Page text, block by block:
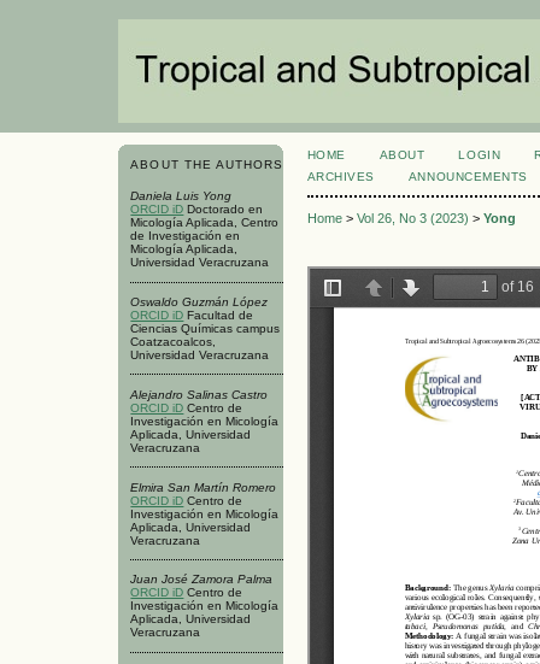
ABOUT THE AUTHORS
Daniela Luis Yong
ORCID iD Doctorado en
Micología Aplicada, Centro
de Investigación en
Micología Aplicada,
Universidad Veracruzana
Oswaldo Guzmán López
ORCID iD Facultad de
Ciencias Químicas campus
Coatzacoalcos,
Universidad Veracruzana
Alejandro Salinas Castro
ORCID iD Centro de
Investigación en Micología
Aplicada, Universidad
Veracruzana
Elmira San Martín Romero
ORCID iD Centro de
Investigación en Micología
Aplicada, Universidad
Veracruzana
Juan José Zamora Palma
ORCID iD Centro de
Investigación en Micología
Aplicada, Universidad
Veracruzana
HOME ABOUT LOGIN
ARCHIVES
ANNOUNCEMENTS
Home> Vol 26, No 3 (2023) > Yong